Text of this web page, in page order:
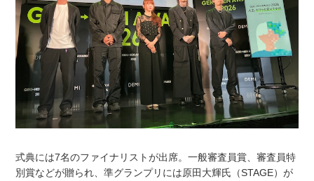
式典には7名のファイナリストが出席。一般審査員賞、審査員特
別賞などが贈られ、準グランプリには原田大輝氏（STAGE）が